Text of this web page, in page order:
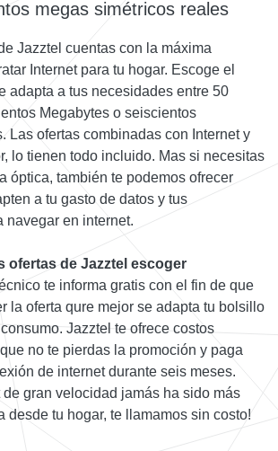
megas simétricos reales
Jazztel cuentas con la máxima
Internet para tu hogar. Escoge el
adapta a tus necesidades entre 50
Megabytes o seiscientos
Las ofertas combinadas con Internet y
lo tienen todo incluido. Mas si necesitas
óptica, también te podemos ofrecer
a tu gasto de datos y tus
navegar en internet.
ofertas de Jazztel escoger
te informa gratis con el fin de que
la oferta qure mejor se adapta tu bolsillo
Jazztel te ofrece costos
no te pierdas la promoción y paga
de internet durante seis meses.
gran velocidad jamás ha sido más
desde tu hogar, te llamamos sin costo!